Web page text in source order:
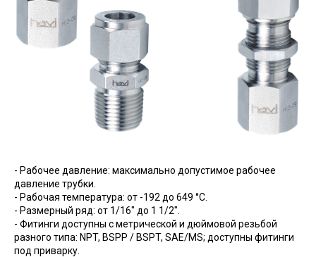
- Рабочее давление: максимально допустимое рабочее
давление трубки.
- Рабочая температура: от -192 до 649 °C.
- Размерный ряд: от 1/16" до 1 1/2".
- Фитинги доступны с метрической и дюймовой резьбой
разного типа: NPT, BSPP / BSPT, SAE/MS; доступны фитинги
под приварку.